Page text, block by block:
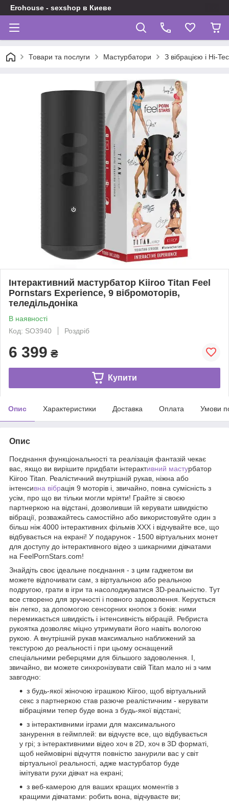
Erohouse - sexshop в Киеве
Товари та послуги Мастурбатори З вібрацією і Hi-
Інтерактивний мастурбатор Kiiroo Titan Feel
Pornstars Experience, 9 вібромоторів,
теледільдоніка
В наявності
Код: SO3940
Роздріб
6 399 ₴
Купити
Опис Характеристики Доставка Оплата Умови
Опис
Поєднання функціональності та реалізація фантазій чекає
вас, якщо ви вирішите придбати інтерактивний мастурбатор
Kiiroo Titan. Реалістичний внутрішній рукав, ніжна або
інтенсивна вібрація 9 моторів і, звичайно, повна сумісність з
усім, про що ви тільки могли мріяти! Грайте зі своєю
партнеркою на відстані, дозволивши їй керувати швидкістю
вібрації, розважайтесь самостійно або використовуйте один з
більш ніж 4000 інтерактивних фільмів ХХХ і відчувайте все, що
відбувається на екрані! У подарунок - 1500 віртуальних монет
для доступу до інтерактивного відео з шикарними дівчатами
на FeelPornStars.com!
Знайдіть своє ідеальне поєднання - з цим гаджетом ви
можете відпочивати сам, з віртуальною або реальною
подругою, грати в ігри та насолоджуватися 3D-реальністю. Тут
все створено для зручності і повного задоволення. Керується
він легко, за допомогою сенсорних кнопок з боків: ними
перемикається швидкість і інтенсивність вібрацій. Ребриста
рукоятка дозволяє міцно утримувати його навіть вологою
рукою. А внутрішній рукав максимально наближений за
текстурою до реальності і при цьому оснащений
спеціальними реберцями для більшого задоволення. І,
звичайно, ви можете синхронізувати свій Titan мало ні з чим
завгодно:
з будь-якої жіночою іграшкою Kiiroo, щоб віртуальний
секс з партнеркою став разюче реалістичним - керувати
вібраціями тепер буде вона з будь-якої відстані;
з інтерактивними іграми для максимального
занурення в геймплей: ви відчуєте все, що відбувається
у грі; з інтерактивними відео хоч в 2D, хоч в 3D форматі,
щоб неймовірні відчуття повністю занурили вас у світ
віртуальної реальності, адже мастурбатор буде
імітувати рухи дівчат на екрані;
з веб-камерою для ваших кращих моментів з
кращими дівчатами: робить вона, відчуваєте ви;